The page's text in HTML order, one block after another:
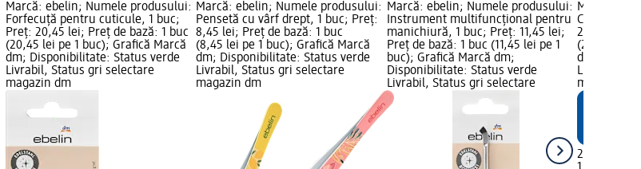
Marcă: ebelin; Numele produsului:
Forfecuță pentru cuticule, 1 buc;
Preț: 20,45 lei; Preț de bază: 1 buc
(20,45 lei pe 1 buc); Grafică Marcă
dm; Disponibilitate: Status verde
Livrabil, Status gri selectare
magazin dm
Marcă: ebelin; Numele produsului:
Pensetă cu vârf drept, 1 buc; Preț:
8,45 lei; Preț de bază: 1 buc
(8,45 lei pe 1 buc); Grafică Marcă
dm; Disponibilitate: Status verde
Livrabil, Status gri selectare
magazin dm
Marcă: ebelin; Numele produsului:
Instrument multifuncțional pentru
manichiură, 1 buc; Preț: 11,45 lei;
Preț de bază: 1 buc (11,45 lei pe 1
buc); Grafică Marcă dm;
Disponibilitate: Status verde
Livrabil, Status gri selectare
Marcă:
Clește
25,95 lei;
(25,95 lei
dm;
Livrabil,
magazin
25,95 lei